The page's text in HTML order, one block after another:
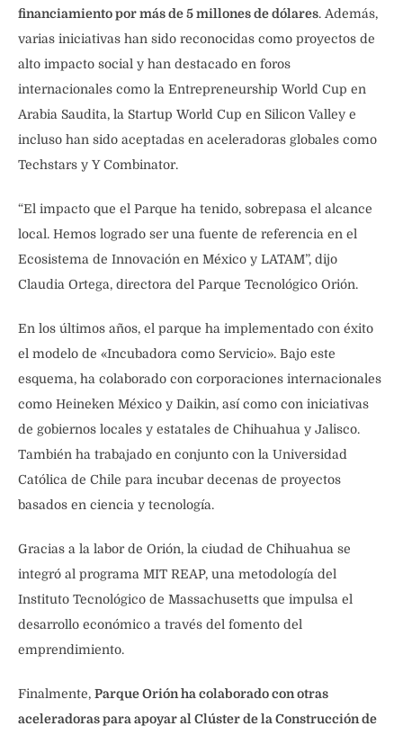
financiamiento por más de 5 millones de dólares. Además,
varias iniciativas han sido reconocidas como proyectos de
alto impacto social y han destacado en foros
internacionales como la Entrepreneurship World Cup en
Arabia Saudita, la Startup World Cup en Silicon Valley e
incluso han sido aceptadas en aceleradoras globales como
Techstars y Y Combinator.
“El impacto que el Parque ha tenido, sobrepasa el alcance
local. Hemos logrado ser una fuente de referencia en el
Ecosistema de Innovación en México y LATAM”, dijo
Claudia Ortega, directora del Parque Tecnológico Orión.
En los últimos años, el parque ha implementado con éxito
el modelo de «Incubadora como Servicio». Bajo este
esquema, ha colaborado con corporaciones internacionales
como Heineken México y Daikin, así como con iniciativas
de gobiernos locales y estatales de Chihuahua y Jalisco.
También ha trabajado en conjunto con la Universidad
Católica de Chile para incubar decenas de proyectos
basados en ciencia y tecnología.
Gracias a la labor de Orión, la ciudad de Chihuahua se
integró al programa MIT REAP, una metodología del
Instituto Tecnológico de Massachusetts que impulsa el
desarrollo económico a través del fomento del
emprendimiento.
Finalmente, Parque Orión ha colaborado con otras
aceleradoras para apoyar al Clúster de la Construcción de